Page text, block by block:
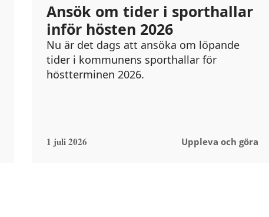
Ansök om tider i sporthallar
inför hösten 2026
Nu är det dags att ansöka om löpande
tider i kommunens sporthallar för
höstterminen 2026.
1 juli 2026 Uppleva och göra